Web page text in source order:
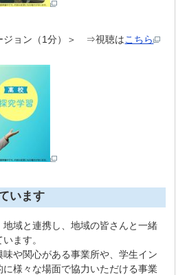
ジョン（1分）＞ ⇒視聴はこちら
います
域と連携し、地域の皆さんと一緒
ます。
や関心がある事業所や、学生イン
様々な場面で協力いただける事業